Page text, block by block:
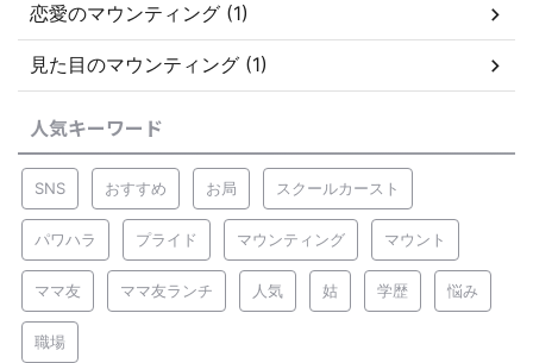
恋愛のマウンティング (1)
見た目のマウンティング (1)
人気キーワード
SNS おすすめ お局 スクールカースト
パワハラ プライド マウンティング マウント
ママ友 ママ友ランチ 人気 姑 学歴 悩み
職場